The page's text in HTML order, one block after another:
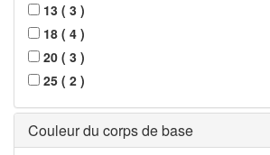
13 ( 3 )
18 ( 4 )
20 ( 3 )
25 ( 2 )
Couleur du corps de base